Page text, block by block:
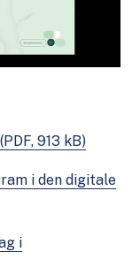
(PDF, 913 kB)
i den digitale
i